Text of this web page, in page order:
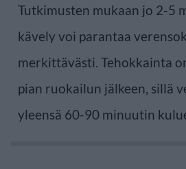
Tutkimusten mukaan jo 2-5
kävely voi parantaa
merkittävästi. Tehokkainta
pian ruokailun jälkeen, sillä
yleensä 60-90 minuutin